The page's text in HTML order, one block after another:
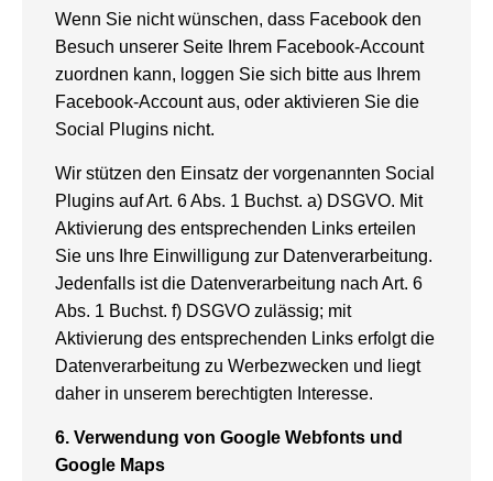
Wenn Sie nicht wünschen, dass Facebook den
Besuch unserer Seite Ihrem Facebook-Account
zuordnen kann, loggen Sie sich bitte aus Ihrem
Facebook-Account aus, oder aktivieren Sie die
Social Plugins nicht.
Wir stützen den Einsatz der vorgenannten Social
Plugins auf Art. 6 Abs. 1 Buchst. a) DSGVO. Mit
Aktivierung des entsprechenden Links erteilen
Sie uns Ihre Einwilligung zur Datenverarbeitung.
Jedenfalls ist die Datenverarbeitung nach Art. 6
Abs. 1 Buchst. f) DSGVO zulässig; mit
Aktivierung des entsprechenden Links erfolgt die
Datenverarbeitung zu Werbezwecken und liegt
daher in unserem berechtigten Interesse.
6. Verwendung von Google Webfonts und
Google Maps